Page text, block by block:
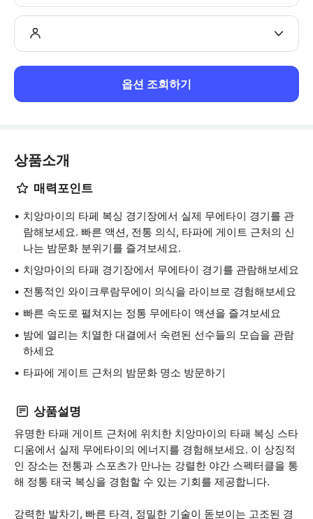
옵션 조회하기
상품소개
매력포인트
치앙마이의 타페 복싱 경기장에서 실제 무에타이 경기를 관
람해보세요. 빠른 액션, 전통 의식, 타파에 게이트 근처의 신
나는 밤문화 분위기를 즐겨보세요.
치앙마이의 타패 경기장에서 무에타이 경기를 관람해보세요
전통적인 와이크루람무에이 의식을 라이브로 경험해보세요
빠른 속도로 펼쳐지는 정통 무에타이 액션을 즐겨보세요
밤에 열리는 치열한 대결에서 숙련된 선수들의 모습을 관람
하세요
타파에 게이트 근처의 밤문화 명소 방문하기
상품설명
유명한 타패 게이트 근처에 위치한 치앙마이의 타패 복싱 스타
디움에서 실제 무에타이의 에너지를 경험해보세요. 이 상징적
인 장소는 전통과 스포츠가 만나는 강렬한 야간 스펙터클을 통
해 정통 태국 복싱을 경험할 수 있는 기회를 제공합니다.
강력한 발차기, 빠른 타격, 정밀한 기술이 돋보이는 고조된 경